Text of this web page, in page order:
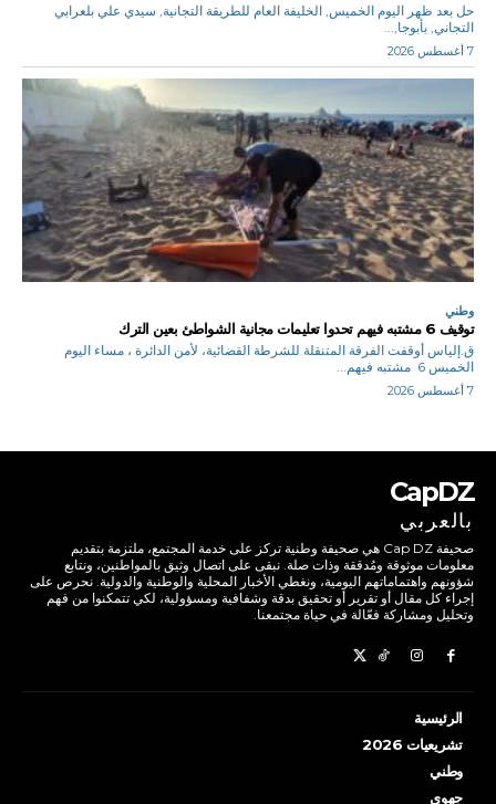
حل بعد ظهر اليوم الخميس, الخليفة العام للطريقة التجانية, سيدي علي بلعرابي
التجاني, بأبوجا,...
7 أغسطس 2026
وطني
توقيف 6 مشتبه فيهم تحدوا تعليمات مجانية الشواطئ بعين الترك
ق.إلياس أوقفت الفرقة المتنقلة للشرطة القضائية، لأمن الدائرة ، مساء اليوم
الخميس 6 مشتبه فيهم...
7 أغسطس 2026
CapDZ
بالعربي
صحيفة Cap DZ هي صحيفة وطنية تركز على خدمة المجتمع، ملتزمة بتقديم
معلومات موثوقة ومُدققة وذات صلة. نبقى على اتصال وثيق بالمواطنين، ونتابع
شؤونهم واهتماماتهم اليومية، ونغطي الأخبار المحلية والوطنية والدولية. نحرص على
إجراء كل مقال أو تقرير أو تحقيق بدقة وشفافية ومسؤولية، لكي تتمكنوا من فهم
وتحليل ومشاركة فعّالة في حياة مجتمعنا.
الرئيسية
تشريعيات 2026
وطني
جهوي